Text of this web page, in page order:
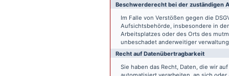
Beschwerde­recht bei der zuständigen
Im Falle von Verstößen gegen die
Aufsichtsbehörde, insbesondere in
Arbeitsplatzes oder des Orts des
unbeschadet anderweitiger
Recht auf Daten­übertrag­barkeit
Sie haben das Recht, Daten, die wir